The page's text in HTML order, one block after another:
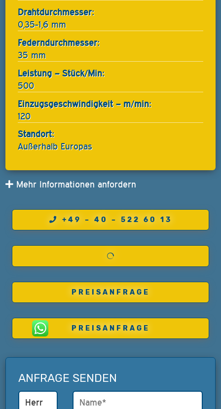
Drahtdurchmesser:
0,35-1,6 mm
Federndurchmesser:
35 mm
Leistung – Stück/Min:
500
Einzugsgeschwindigkeit – m/min:
120
Standort:
Außerhalb Europas
Mehr Informationen anfordern
+49 – 40 – 522 60 13
PREISANFRAGE
PREISANFRAGE
ANFRAGE SENDEN